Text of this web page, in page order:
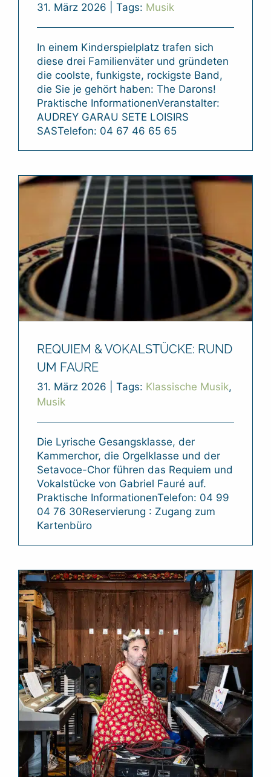
31. März 2026 Tags: Musik
In einem Kinderspielplatz trafen sich
diese drei Familienväter und gründeten
die coolste, funkigste, rockigste Band,
die Sie je gehört haben: The Darons!
Praktische InformationenVeranstalter:
AUDREY GARAU SETE LOISIRS
SASTelefon: 04 67 46 65 65
REQUIEM & VOKALSTÜCKE: RUND
UM FAURE
31. März 2026 Tags: Klassische Musik,
Musik
Die Lyrische Gesangsklasse, der
Kammerchor, die Orgelklasse und der
Setavoce-Chor führen das Requiem und
Vokalstücke von Gabriel Fauré auf.
Praktische InformationenTelefon: 04 99
04 76 30Reservierung : Zugang zum
Kartenbüro